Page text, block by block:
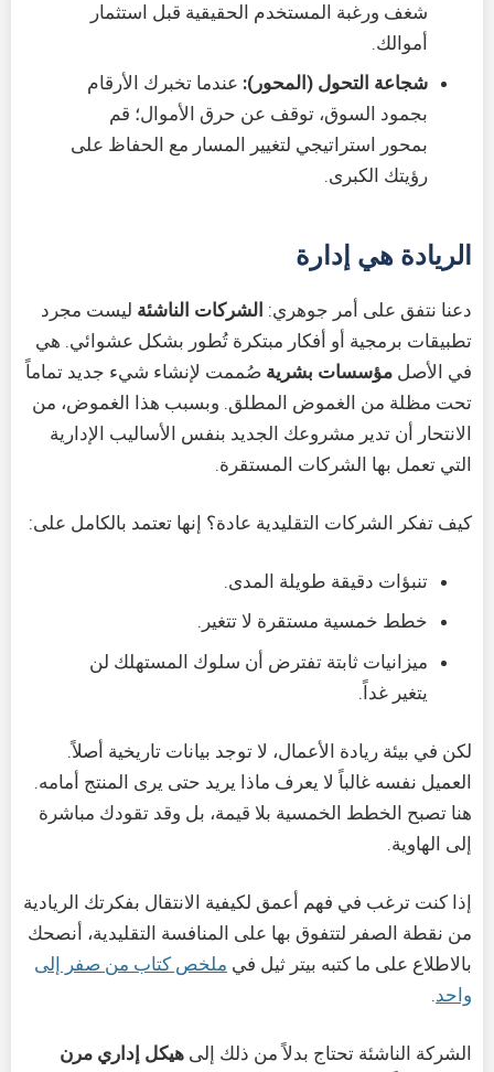
شغف ورغبة المستخدم الحقيقية قبل استثمار
أموالك.
شجاعة التحول (المحور): عندما تخبرك الأرقام
بجمود السوق، توقف عن حرق الأموال؛ قم
بمحور استراتيجي لتغيير المسار مع الحفاظ على
رؤيتك الكبرى.
الريادة هي إدارة
دعنا نتفق على أمر جوهري: الشركات الناشئة ليست مجرد
تطبيقات برمجية أو أفكار مبتكرة تُطور بشكل عشوائي. هي
في الأصل مؤسسات بشرية صُممت لإنشاء شيء جديد تماماً
تحت مظلة من الغموض المطلق. وبسبب هذا الغموض، من
الانتحار أن تدير مشروعك الجديد بنفس الأساليب الإدارية
التي تعمل بها الشركات المستقرة.
كيف تفكر الشركات التقليدية عادة؟ إنها تعتمد بالكامل على:
تنبؤات دقيقة طويلة المدى.
خطط خمسية مستقرة لا تتغير.
ميزانيات ثابتة تفترض أن سلوك المستهلك لن
يتغير غداً.
لكن في بيئة ريادة الأعمال، لا توجد بيانات تاريخية أصلاً.
العميل نفسه غالباً لا يعرف ماذا يريد حتى يرى المنتج أمامه.
هنا تصبح الخطط الخمسية بلا قيمة، بل وقد تقودك مباشرة
إلى الهاوية.
إذا كنت ترغب في فهم أعمق لكيفية الانتقال بفكرتك الريادية
من نقطة الصفر لتتفوق بها على المنافسة التقليدية، أنصحك
بالاطلاع على ما كتبه بيتر ثيل في ملخص كتاب من صفر إلى
واحد.
الشركة الناشئة تحتاج بدلاً من ذلك إلى هيكل إداري مرن